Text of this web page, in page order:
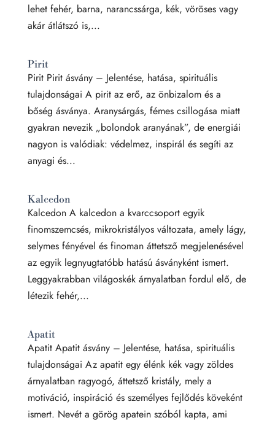
lehet fehér, barna, narancssárga, kék, vöröses vagy
akár átlátszó is,...
Pirit
Pirit Pirit ásvány – Jelentése, hatása, spirituális
tulajdonságai A pirit az erő, az önbizalom és a
bőség ásványa. Aranysárgás, fémes csillogása miatt
gyakran nevezik „bolondok aranyának”, de energiái
nagyon is valódiak: védelmez, inspirál és segíti az
anyagi és...
Kalcedon
Kalcedon A kalcedon a kvarccsoport egyik
finomszemcsés, mikrokristályos változata, amely lágy,
selymes fényével és finoman áttetsző megjelenésével
az egyik legnyugtatóbb hatású ásványként ismert.
Leggyakrabban világoskék árnyalatban fordul elő, de
létezik fehér,...
Apatit
Apatit Apatit ásvány – Jelentése, hatása, spirituális
tulajdonságai Az apatit egy élénk kék vagy zöldes
árnyalatban ragyogó, áttetsző kristály, mely a
motiváció, inspiráció és személyes fejlődés köveként
ismert. Nevét a görög apatein szóból kapta, ami